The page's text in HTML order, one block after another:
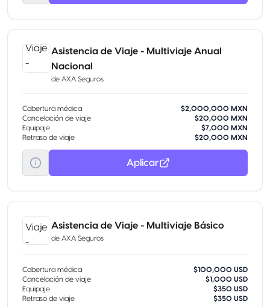
Asistencia de Viaje - Multiviaje Anual
Nacional
de AXA Seguros
Cobertura médica
$2,000,000 MXN
Cancelación de viaje
$20,000 MXN
Equipaje
$7,000 MXN
Retraso de viaje
$20,000 MXN
Aplicar
Asistencia de Viaje - Multiviaje Básico
de AXA Seguros
Cobertura médica
$100,000 USD
Cancelación de viaje
$1,000 USD
Equipaje
$350 USD
Retraso de viaje
$350 USD